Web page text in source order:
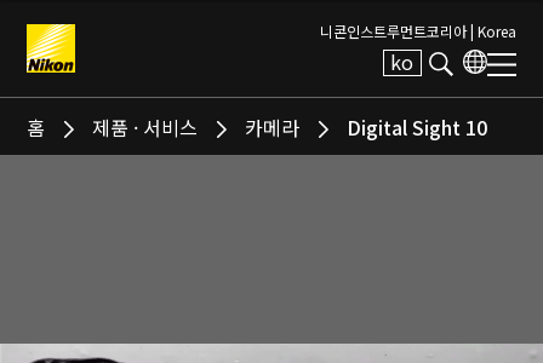
니콘인스트루먼트코리아 | Korea
ko
Search keyword(s)
홈 제품 · 서비스 카메라 Digital Sight 10